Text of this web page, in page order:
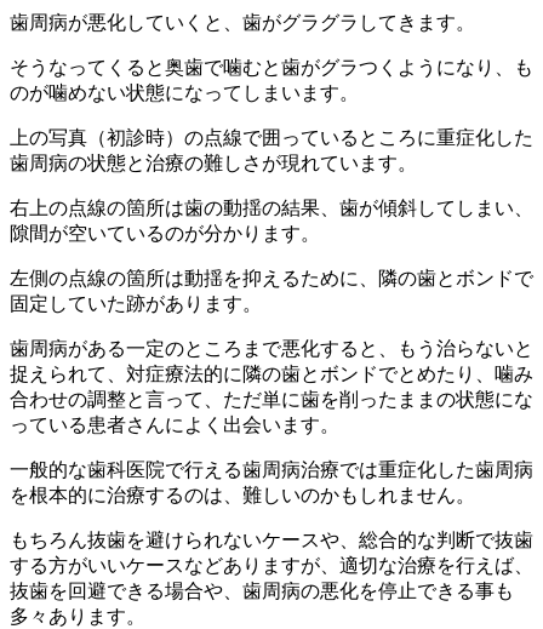
歯周病が悪化していくと、歯がグラグラしてきます。
そうなってくると奥歯で噛むと歯がグラつくようになり、も
のが噛めない状態になってしまいます。
上の写真（初診時）の点線で囲っているところに重症化した
歯周病の状態と治療の難しさが現れています。
右上の点線の箇所は歯の動揺の結果、歯が傾斜してしまい、
隙間が空いているのが分かります。
左側の点線の箇所は動揺を抑えるために、隣の歯とボンドで
固定していた跡があります。
歯周病がある一定のところまで悪化すると、もう治らないと
捉えられて、対症療法的に隣の歯とボンドでとめたり、噛み
合わせの調整と言って、ただ単に歯を削ったままの状態にな
っている患者さんによく出会います。
一般的な歯科医院で行える歯周病治療では重症化した歯周病
を根本的に治療するのは、難しいのかもしれません。
もちろん抜歯を避けられないケースや、総合的な判断で抜歯
する方がいいケースなどありますが、適切な治療を行えば、
抜歯を回避できる場合や、歯周病の悪化を停止できる事も
多々あります。